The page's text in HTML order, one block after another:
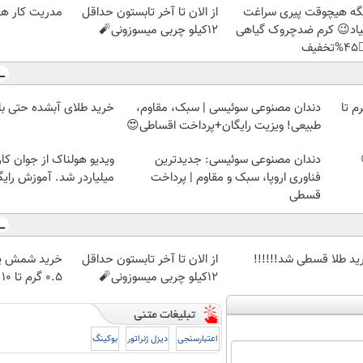
هیچوقت پیری سراغت
کرم ضدچروک گیاهی
از الان تا آخر تابستون حداقل
12کیلو چربی میسوزونی🧨
مدریت کار
طلاسی، از ۰.۵ گرم تا
دندان مصنوعی سوئیسی | سبک، مقاوم،
طبیعی! ویزیت رایگان+پرداخت اقساطی😍
خرید طلای آبشده حتی با
دندان مصنوعی سوئیسی: جدیدترین
فناوری اروپا، سبک و مقاوم | پرداخت
قسطی
ویدیو هولناک از جوان
میلیاردر شد. آموزش
طلا قسطی شد!!!!!!
از الان تا آخر تابستون حداقل
12کیلو چربی میسوزونی🧨
خرید شمش
۰.۵ گرم تا ۱۰ گرم
اعتبارسنجی دیزل ژنراتور بوکینگ